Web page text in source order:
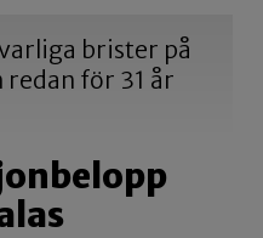
brister på
för 31 år